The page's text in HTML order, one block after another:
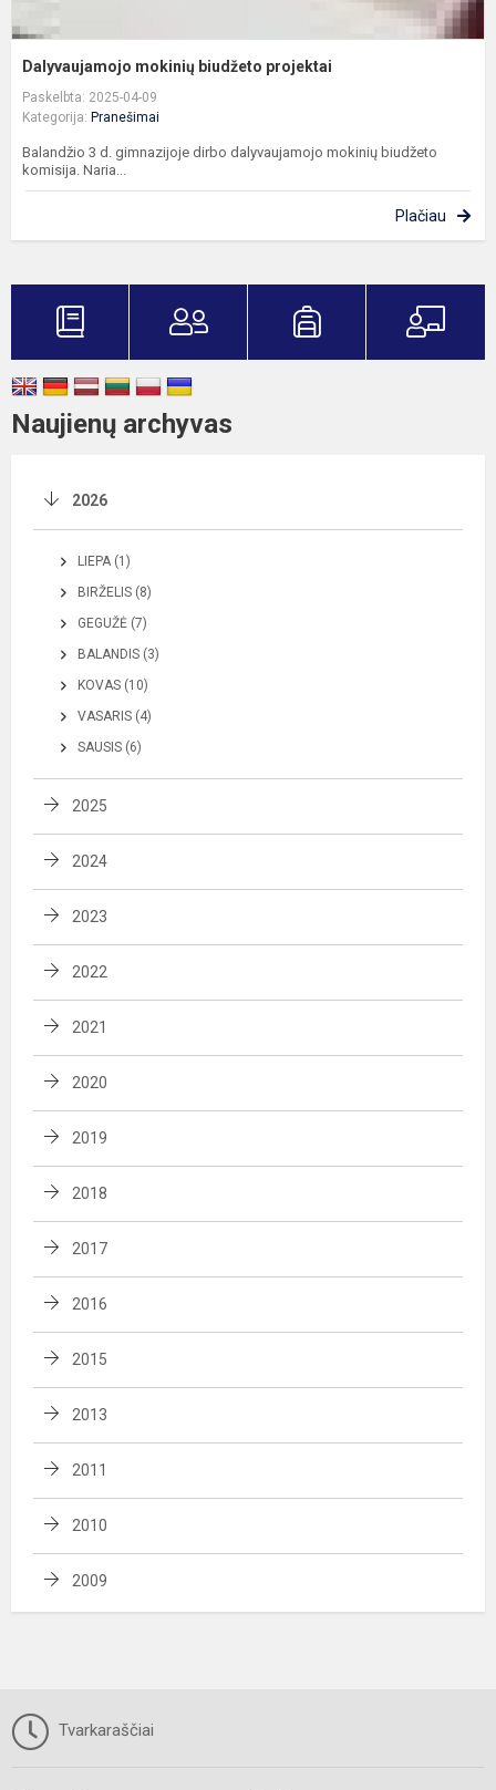
Dalyvaujamojo mokinių biudžeto projektai
Paskelbta: 2025-04-09
Kategorija: Pranešimai
Balandžio 3 d. gimnazijoje dirbo dalyvaujamojo mokinių biudžeto
komisija. Naria...
Plačiau
Naujienų archyvas
2026
LIEPA (1)
BIRŽELIS (8)
GEGUŽĖ (7)
BALANDIS (3)
KOVAS (10)
VASARIS (4)
SAUSIS (6)
2025
2024
2023
2022
2021
2020
2019
2018
2017
2016
2015
2013
2011
2010
2009
Tvarkaraščiai